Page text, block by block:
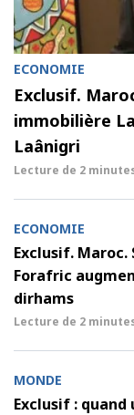
ECONOMIE
Exclusif.
immobilière
Laânigri
Lecture de 2
ECONOMIE
Exclusif. Maroc.
Forafric
dirhams
Lecture de 2
MONDE
Exclusif :